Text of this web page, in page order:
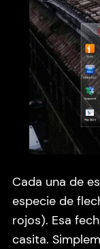
Cada una de
especie de
rojos). Esa
casita.